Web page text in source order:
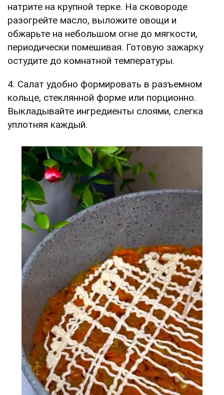
натрите на крупной терке. На сковороде
разогрейте масло, выложите овощи и
обжарьте на небольшом огне до мягкости,
периодически помешивая. Готовую зажарку
остудите до комнатной температуры.
4. Салат удобно формировать в разъемном
кольце, стеклянной форме или порционно.
Выкладывайте ингредиенты слоями, слегка
уплотняя каждый.